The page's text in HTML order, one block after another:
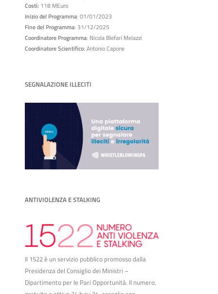
Costi: 118 MEuro
Inizio del Programma: 01/01/2023
Fine del Programma: 31/12/2025
Coordinatore Programma: Nicola Blefari Melazzi
Coordinatore Scientifico: Antonio Capone
SEGNALAZIONE ILLECITI
ANTIVIOLENZA E STALKING
Il 1522 è un servizio pubblico promosso dalla
Presidenza del Consiglio dei Ministri –
Dipartimento per le Pari Opportunità. Il numero,